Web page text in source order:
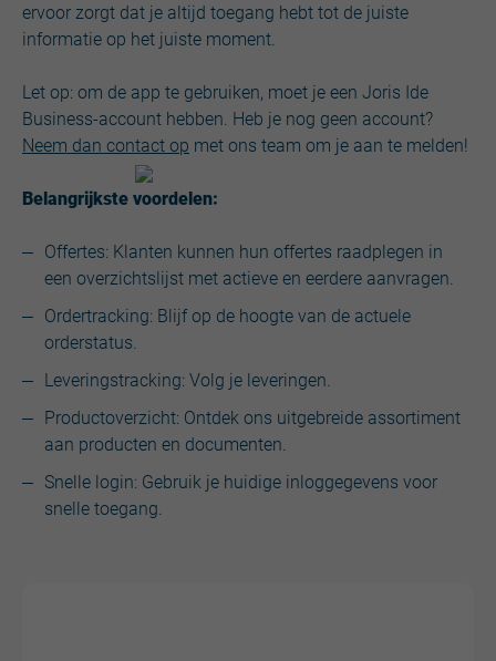
ervoor zorgt dat je altijd toegang hebt tot de juiste
informatie op het juiste moment.
Let op: om de app te gebruiken, moet je een Joris Ide
Business-account hebben. Heb je nog geen account?
Neem dan contact op met ons team om je aan te melden!
Belangrijkste voordelen:
Offertes: Klanten kunnen hun offertes raadplegen in
een overzichtslijst met actieve en eerdere aanvragen.
Ordertracking: Blijf op de hoogte van de actuele
orderstatus.
Leveringstracking: Volg je leveringen.
Productoverzicht: Ontdek ons uitgebreide assortiment
aan producten en documenten.
Snelle login: Gebruik je huidige inloggegevens voor
snelle toegang.